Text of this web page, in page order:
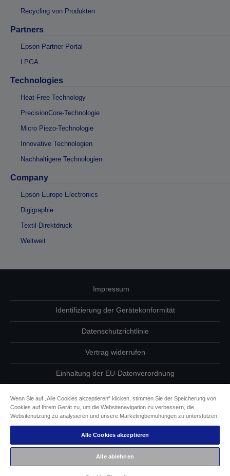
Recycling von Produkten
Partners
Epson Partner Portal
LPGA
Technologies
Heat-Free Technology
PrecisionCore-Technologie
Micro Piezo-Technologie
Innovative Technologien
Nachhaltigere Technologien
Company
Epson Europe Electronics
Digigraphie
Textil-Direktdruck
Weltweit
Impressum
Identifizierung der Gerätekonformität
Datenschutzrichtlinie
Vertrag widerrufen
Einhaltung der EU-Datenverordnung
Informationen zu Cookies
Epson Engagement für Barrierefreiheit
Copyright © 2026 Seiko Epson
Wenn Sie auf „Alle Cookies akzeptieren“ klicken, stimmen Sie der Speicherung von
Cookies auf Ihrem Gerät zu, um die Websitenavigation zu verbessern, die
Websitenutzung zu analysieren und unsere Marketingbemühungen zu unterstützen.
Alle Cookies akzeptieren
Alle ablehnen